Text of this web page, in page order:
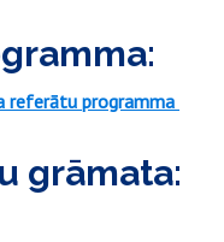
referātu programma
grāmata: